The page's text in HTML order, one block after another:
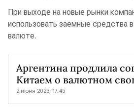
При выходе на новые рынки
использовать заемные средства
валюте.
Аргентина продлила
Китаем о валютном
2 июня 2023, 17:45